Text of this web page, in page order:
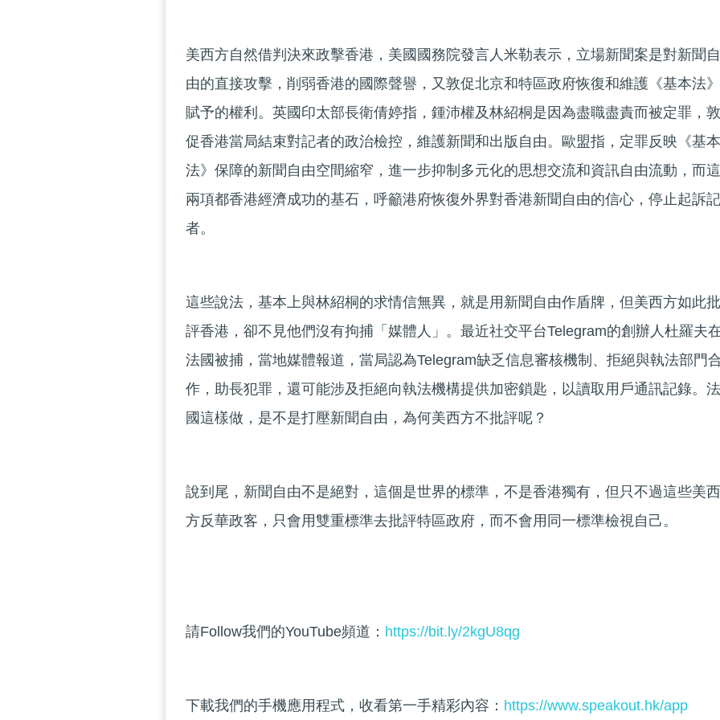
美西方自然借判決來政擊香港，美國國務院發言人米勒表示，立場新聞案是對新聞自
由的直接攻擊，削弱香港的國際聲譽，又敦促北京和特區政府恢復和維護《基本法》
賦予的權利。英國印太部長衛倩婷指，鍾沛權及林紹桐是因為盡職盡責而被定罪，敦
促香港當局結束對記者的政治檢控，維護新聞和出版自由。歐盟指，定罪反映《基本
法》保障的新聞自由空間縮窄，進一步抑制多元化的思想交流和資訊自由流動，而這
兩項都香港經濟成功的基石，呼籲港府恢復外界對香港新聞自由的信心，停止起訴記
者。
這些說法，基本上與林紹桐的求情信無異，就是用新聞自由作盾牌，但美西方如此批
評香港，卻不見他們沒有拘捕「媒體人」。最近社交平台Telegram的創辦人杜羅夫
法國被捕，當地媒體報道，當局認為Telegram缺乏信息審核機制、拒絕與執法部門
作，助長犯罪，還可能涉及拒絕向執法機構提供加密鎖匙，以讀取用戶通訊記錄。法
國這樣做，是不是打壓新聞自由，為何美西方不批評呢？
說到尾，新聞自由不是絕對，這個是世界的標準，不是香港獨有，但只不過這些美西
方反華政客，只會用雙重標準去批評特區政府，而不會用同一標準檢視自己。
請Follow我們的YouTube頻道： https://bit.ly/2kgU8qg
下載我們的手機應用程式，收看第一手精彩內容： https://www.speakout.hk/app